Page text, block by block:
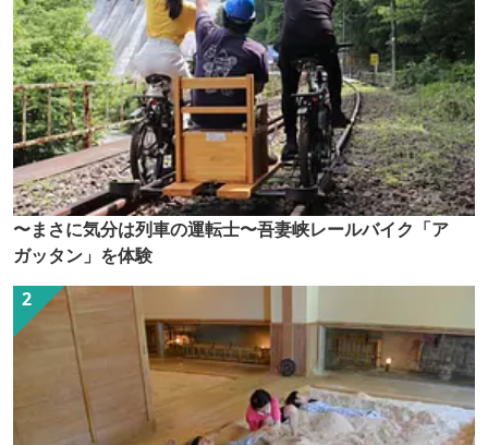
〜まさに気分は列車の運転士〜吾妻峡レールバイク「ア
ガッタン」を体験